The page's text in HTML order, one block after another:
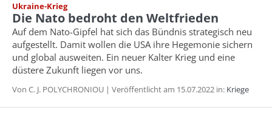
Ukraine-Krieg
Die Nato bedroht den Weltfrieden
Auf dem Nato-Gipfel hat sich das Bündnis strategisch neu
aufgestellt. Damit wollen die USA ihre Hegemonie sichern
und global ausweiten. Ein neuer Kalter Krieg und eine
düstere Zukunft liegen vor uns.
Von C. J. POLYCHRONIOU | Veröffentlicht am 15.07.2022 in: Kriege